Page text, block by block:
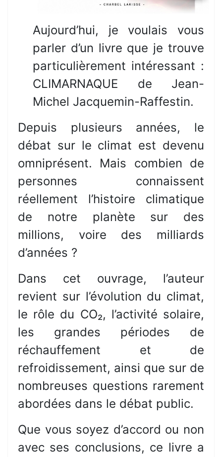
Aujourd’hui, je voulais vous
parler d’un livre que je trouve
particulièrement intéressant :
CLIMARNAQUE de Jean-
Michel Jacquemin-Raffestin.
Depuis plusieurs années, le
débat sur le climat est devenu
omniprésent. Mais combien de
personnes connaissent
réellement l’histoire climatique
de notre planète sur des
millions, voire des milliards
d’années ?
Dans cet ouvrage, l’auteur
revient sur l’évolution du climat,
le rôle du CO₂, l’activité solaire,
les grandes périodes de
réchauffement et de
refroidissement, ainsi que sur de
nombreuses questions rarement
abordées dans le débat public.
Que vous soyez d’accord ou non
avec ses conclusions, ce livre a